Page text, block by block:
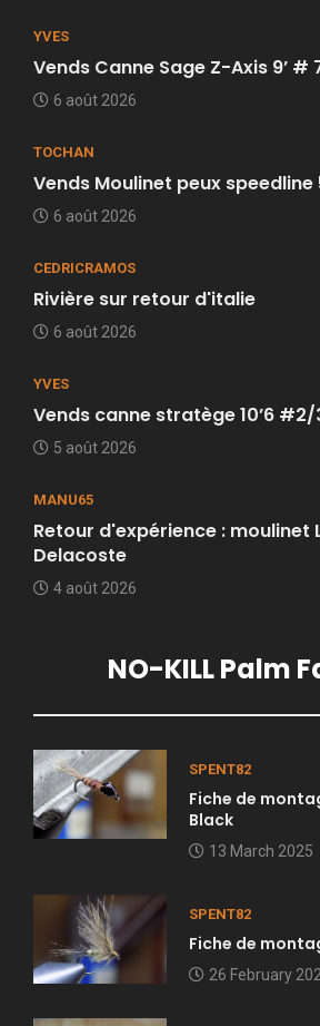
YVES
Vends Canne Sage Z-Axis 9’ #
6 août 2026
TOCHAN
Vends Moulinet peux speedline
6 août 2026
CEDRICRAMOS
Rivière sur retour d'italie
6 août 2026
YVES
Vends canne stratège 10’6 #2/
5 août 2026
MANU65
Retour d'expérience : moulinet
Delacoste
4 août 2026
NO-KILL Palm
SPENT82
Fiche de
Black
13 March 2025
SPENT82
Fiche de
26 February